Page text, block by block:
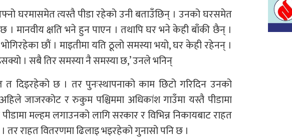
घरमासमेत त्यस्तै पीडा रहेको उनी बताउँछिन् । उनको घरसमेत
। मानवीय क्षति भने हुन पाएन । तथापि घर भने केही बाँकी छैन् ।
भोगिरहेका छौं । माइतीमा यति ठूलो समस्या भयो, घर केही रहेनन् ।
। सबै तिर समस्या नै समस्या छ,’ उनले भनिन्
दिइरहेको छ । तर पुनःस्थापनाको काम छिटो गरिदिन उनको
जाजरकोट र रुकुम पश्चिममा अधिकांश गाउँमा यस्तै पीडामा
मल्हम लगाउनको लागि सरकार र विभिन्न निकायबाट राहत
राहत वितरणमा ढिलाइ भइरहेको गुनासो पनि छ ।